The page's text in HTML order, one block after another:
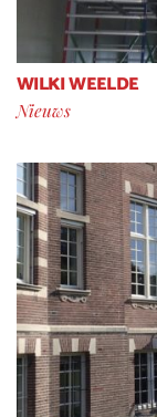
WILKI WEELDE
Nieuws